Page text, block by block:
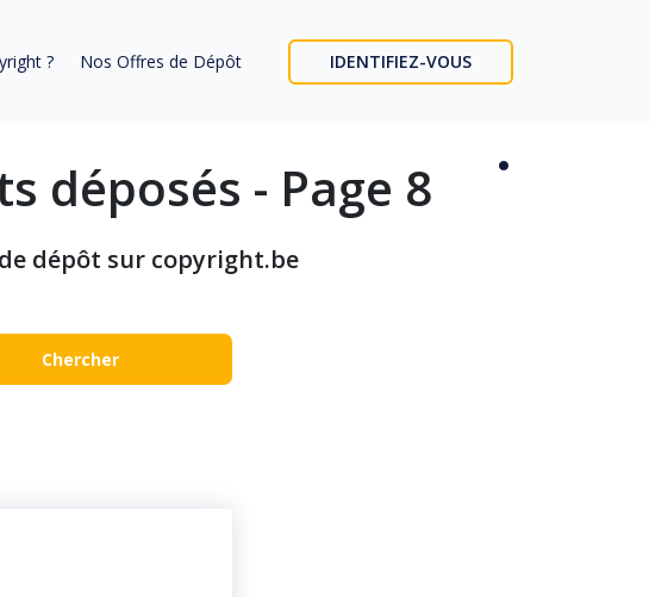
? Nos Offres de Dépôt IDENTIFIEZ-VOUS
déposés - Page 8
dépôt sur copyright.be
Chercher